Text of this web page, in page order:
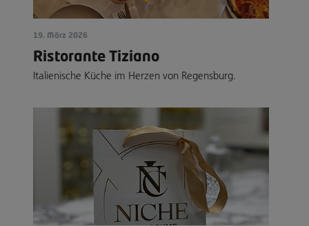
19. März 2026
Ristorante Tiziano
Italienische Küche im Herzen von Regensburg.